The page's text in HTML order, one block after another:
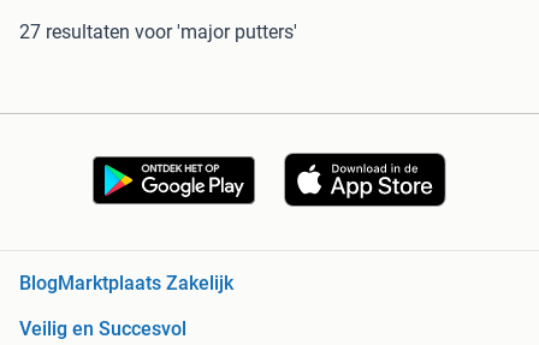
27 resultaten voor 'major putters'
Blog Marktplaats Zakelijk
Veilig en Succesvol